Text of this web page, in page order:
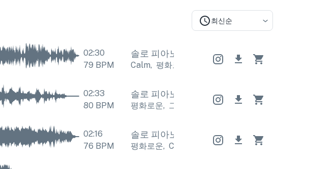
최신순
02:30
79 BPM
솔로 피아노 솔로 피아노 솔로 피아노
Calm, 평화로운 Calm, 평화로운 Calm
02:33
80 BPM
솔로 피아노 솔로 피아노 솔로 피아노
평화로운, 그리운 평화로운 그리운
02:16
76 BPM
솔로 피아노 솔로 피아노 솔로 피아노
평화로운, Calm 평화로운 Calm 평화로운